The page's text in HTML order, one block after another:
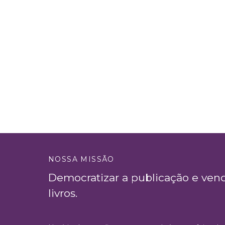
NOSSA MISSÃO
Democratizar a publicação e
livros.